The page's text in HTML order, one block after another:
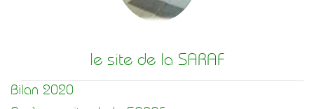
le site de la SARAF
Bilan 2020